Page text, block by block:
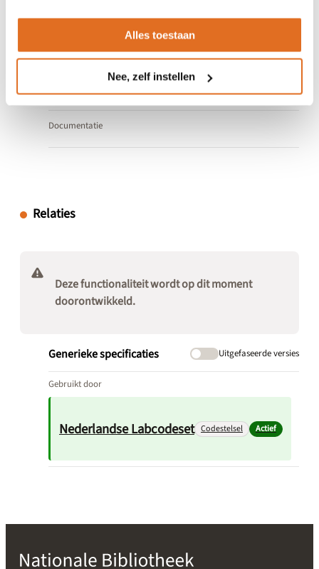
Alles toestaan
Nee, zelf instellen
UCUM specificaties
Documentatie
Relaties
Deze functionaliteit wordt op dit moment
doorontwikkeld.
Generieke specificaties Uitgefaseerde versies
Gebruikt door
Nederlandse Labcodeset Codestelsel Actief